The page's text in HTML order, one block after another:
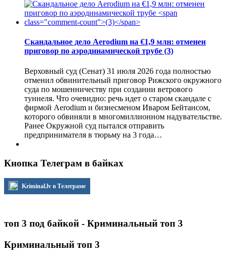
Скандальное дело Aerodium на €1,9 млн: отменен
приговор по аэродинамической трубе (3)
Верховный суд (Сенат) 31 июля 2026 года полностью
отменил обвинительный приговор Рижского окружного
суда по мошенничеству при создании ветрового
туннеля. Что очевидно: речь идет о старом скандале с
фирмой Aerodium и бизнесменом Иваром Бейтансом,
которого обвиняли в многомиллионном надувательстве.
Ранее Окружной суд пытался отправить
предпринимателя в тюрьму на 3 года…
Кнопка Телеграм в байках
Kriminal.lv в Телеграме
топ 3 под байкой - Криминальный топ 3
Криминальный топ 3